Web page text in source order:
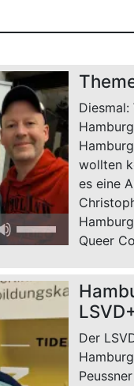
Pfeiltasten
Hoch/Runter
um
die
Lautstärke
wollten
es eine
Queer
Der